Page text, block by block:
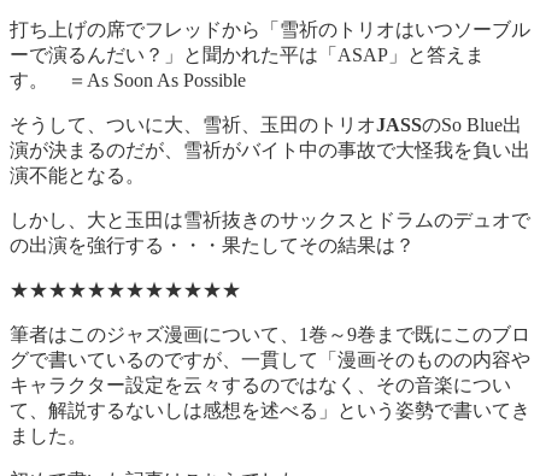
打ち上げの席でフレッドから「雪祈のトリオはいつソーブル
ーで演るんだい？」と聞かれた平は「ASAP」と答えま
す。 ＝As Soon As Possible
そうして、ついに大、雪祈、玉田のトリオJASSのSo Blue出
演が決まるのだが、雪祈がバイト中の事故で大怪我を負い出
演不能となる。
しかし、大と玉田は雪祈抜きのサックスとドラムのデュオで
の出演を強行する・・・果たしてその結果は？
★★★★★★★★★★★★
筆者はこのジャズ漫画について、1巻～9巻まで既にこのブロ
グで書いているのですが、一貫して「漫画そのものの内容や
キャラクター設定を云々するのではなく、その音楽につい
て、解説するないしは感想を述べる」という姿勢で書いてき
ました。